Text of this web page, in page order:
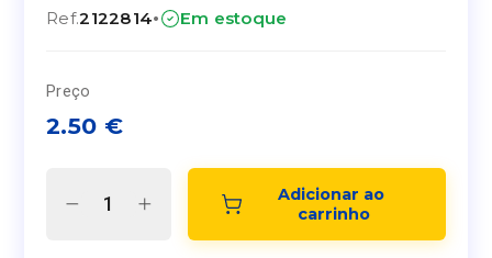
Ref.2122814· Em estoque
Preço
2.50 €
Adicionar ao
carrinho